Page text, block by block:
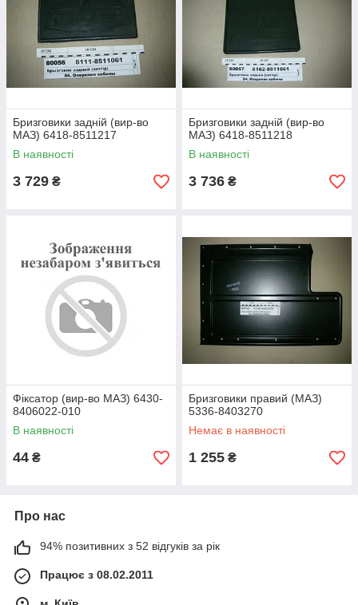
Бризговики задній (вир-во
МАЗ) 6418-8511217
В наявності
3 729 ₴
Бризговики задній (вир-во
МАЗ) 6418-8511218
В наявності
3 736 ₴
Фіксатор (вир-во МАЗ) 6430-
8406022-010
В наявності
44 ₴
Бризговики правий (МАЗ)
5336-8403270
Немає в наявності
1 255 ₴
Про нас
94% позитивних з 52 відгуків за рік
Працює з 08.02.2011